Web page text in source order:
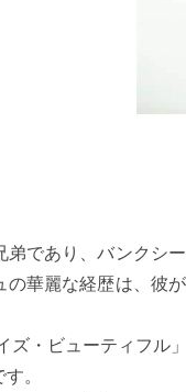
弟であり、バンクシ
の華麗な経歴は、彼
ズ・ビューティフル
。